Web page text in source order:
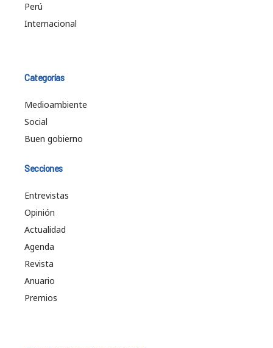
Perú
Internacional
Categorías
Medioambiente
Social
Buen gobierno
Secciones
Entrevistas
Opinión
Actualidad
Agenda
Revista
Anuario
Premios